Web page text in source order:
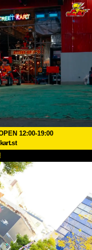
12:00-19:00
자주 묻는 질문
예약